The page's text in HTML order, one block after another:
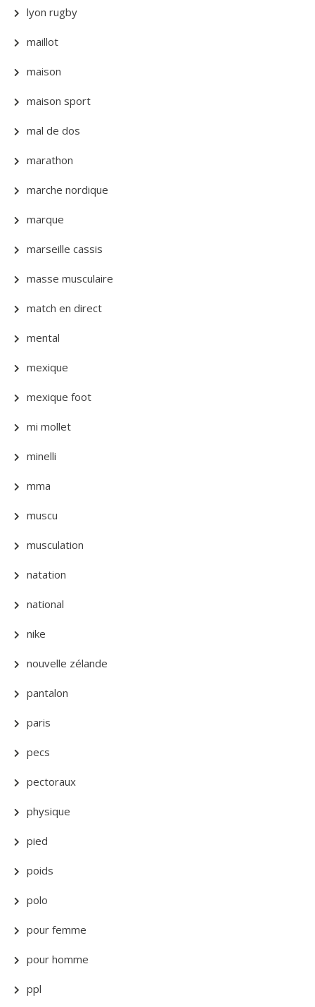
lyon rugby
maillot
maison
maison sport
mal de dos
marathon
marche nordique
marque
marseille cassis
masse musculaire
match en direct
mental
mexique
mexique foot
mi mollet
minelli
mma
muscu
musculation
natation
national
nike
nouvelle zélande
pantalon
paris
pecs
pectoraux
physique
pied
poids
polo
pour femme
pour homme
ppl